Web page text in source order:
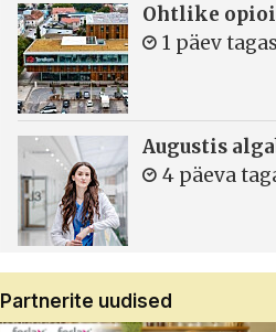
Ohtlike
1 päev
Augustis
4 päeva
Partnerite uudised